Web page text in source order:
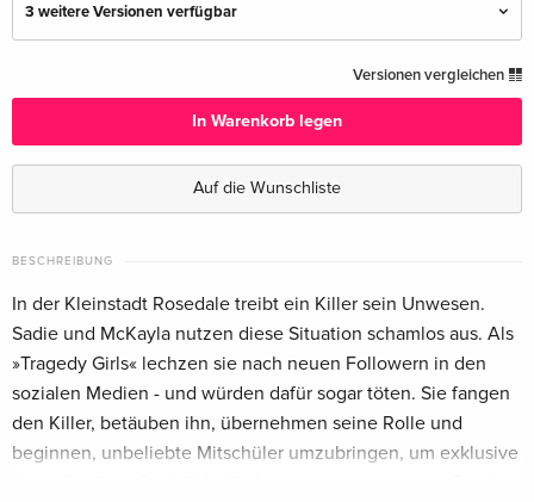
3 weitere Versionen verfügbar
CHF 37.50
Mediabook, Blu-ray + DVD — (ausgewählt)
Englisch · US Version
Standard Edition
Englisch · US Version
vergriffen
Versionen vergleichen
In Warenkorb legen
Auf die Wunschliste
BESCHREIBUNG
In der Kleinstadt Rosedale treibt ein Killer sein Unwesen.
Sadie und McKayla nutzen diese Situation schamlos aus. Als
»Tragedy Girls« lechzen sie nach neuen Followern in den
sozialen Medien - und würden dafür sogar töten. Sie fangen
den Killer, betäuben ihn, übernehmen seine Rolle und
beginnen, unbeliebte Mitschüler umzubringen, um exklusive